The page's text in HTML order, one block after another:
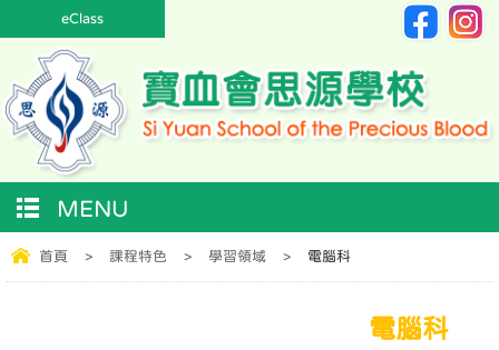
eClass
MENU
首頁 > 課程特色 > 學習領域 > 電腦科
電腦科